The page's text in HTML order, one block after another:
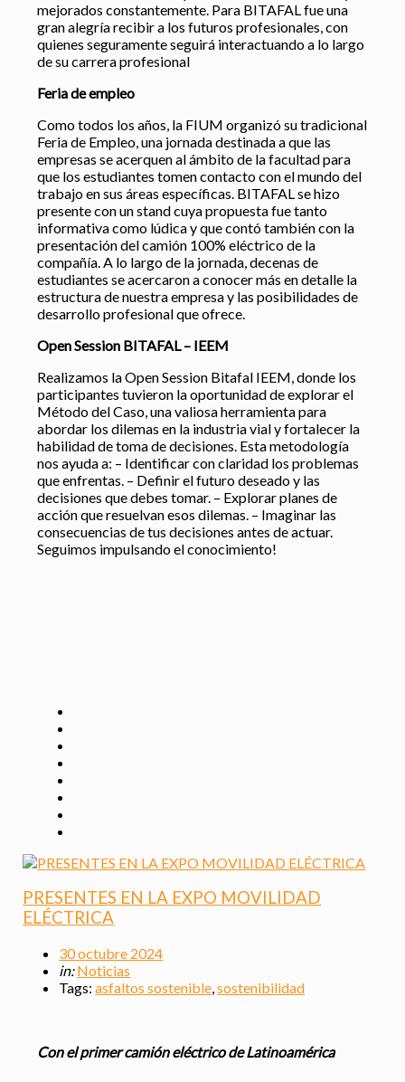
mejorados constantemente. Para BITAFAL fue una
gran alegría recibir a los futuros profesionales, con
quienes seguramente seguirá interactuando a lo largo
de su carrera profesional
Feria de empleo
Como todos los años, la FIUM organizó su tradicional
Feria de Empleo, una jornada destinada a que las
empresas se acerquen al ámbito de la facultad para
que los estudiantes tomen contacto con el mundo del
trabajo en sus áreas específicas. BITAFAL se hizo
presente con un stand cuya propuesta fue tanto
informativa como lúdica y que contó también con la
presentación del camión 100% eléctrico de la
compañía. A lo largo de la jornada, decenas de
estudiantes se acercaron a conocer más en detalle la
estructura de nuestra empresa y las posibilidades de
desarrollo profesional que ofrece.
Open Session BITAFAL – IEEM
Realizamos la Open Session Bitafal IEEM, donde los
participantes tuvieron la oportunidad de explorar el
Método del Caso, una valiosa herramienta para
abordar los dilemas en la industria vial y fortalecer la
habilidad de toma de decisiones. Esta metodología
nos ayuda a: – Identificar con claridad los problemas
que enfrentas. – Definir el futuro deseado y las
decisiones que debes tomar. – Explorar planes de
acción que resuelvan esos dilemas. – Imaginar las
consecuencias de tus decisiones antes de actuar.
Seguimos impulsando el conocimiento!
PRESENTES EN LA EXPO MOVILIDAD
ELÉCTRICA
30 octubre 2024
in:Noticias
Tags:asfaltos sostenible,sostenibilidad
Con el primer camión eléctrico de Latinoamérica